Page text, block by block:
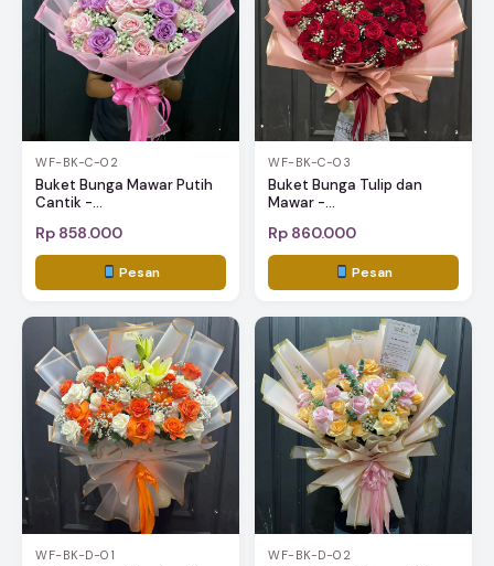
WF-BK-C-02
Buket Bunga Mawar Putih
Cantik -...
Rp 858.000
Pesan
WF-BK-C-03
Buket Bunga Tulip dan
Mawar -...
Rp 860.000
Pesan
WF-BK-D-01 WF-BK-D-02